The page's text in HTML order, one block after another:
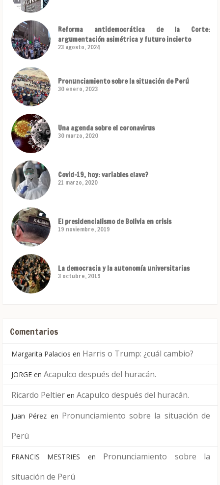
Reforma antidemocrática de la Corte:
argumentación asimétrica y futuro incierto
23 agosto, 2024
Pronunciamiento sobre la situación de Perú
30 enero, 2023
Una agenda sobre el coronavirus
30 marzo, 2020
Covid-19, hoy: variables clave?
21 marzo, 2020
El presidencialismo de Bolivia en crisis
19 noviembre, 2019
La democracia y la autonomía universitarias
3 octubre, 2019
Comentarios
Margarita Palacios en Harris o Trump: ¿cuál cambio?
JORGE en Acapulco después del huracán.
Ricardo Peltier en Acapulco después del huracán.
Juan Pérez en Pronunciamiento sobre la situación de
Perú
FRANCIS MESTRIES en Pronunciamiento sobre la
situación de Perú